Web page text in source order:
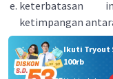
keterbatasan
ketimpangan
Ikuti Tryout
100rb